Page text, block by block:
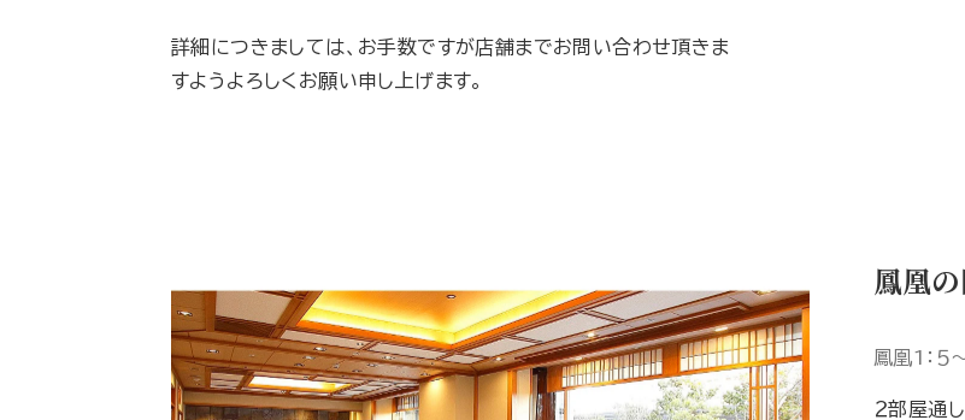
詳細につきましては、お手数ですが店舗までお問い合わせ頂きま
すようよろしくお願い申し上げます。
鳳凰
鳳凰1：５
２部屋通